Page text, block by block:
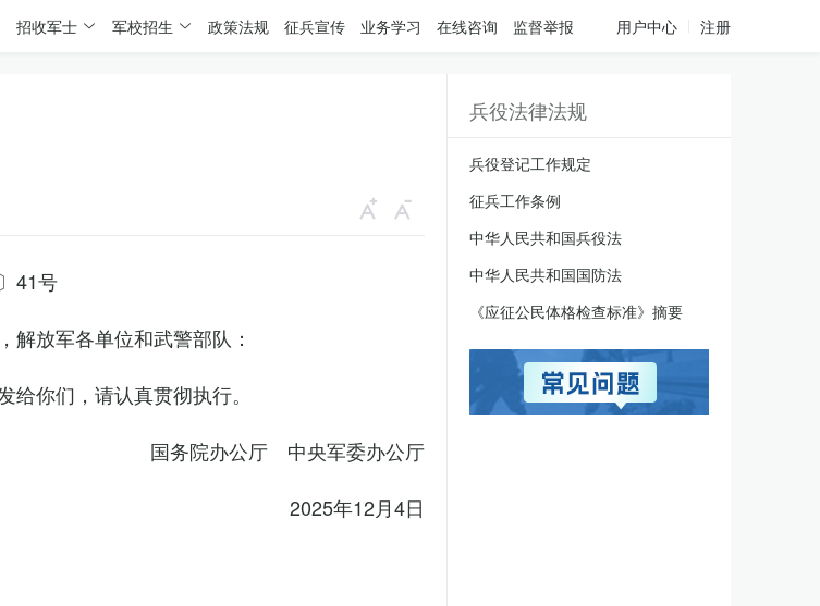
招收军士 军校招生 政策法规 征兵宣传 业务学习 在线咨询 监督举报 用户中心 注册
41号
放军各单位和武警部队：
给你们，请认真贯彻执行。
国务院办公厅 中央军委办公厅
2025年12月4日
兵役法律法规
兵役登记工作规定
征兵工作条例
中华人民共和国兵役法
中华人民共和国国防法
《应征公民体格检查标准》摘要